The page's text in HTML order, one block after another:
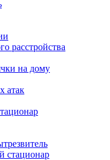
расстройства
на дому
атак
стационар